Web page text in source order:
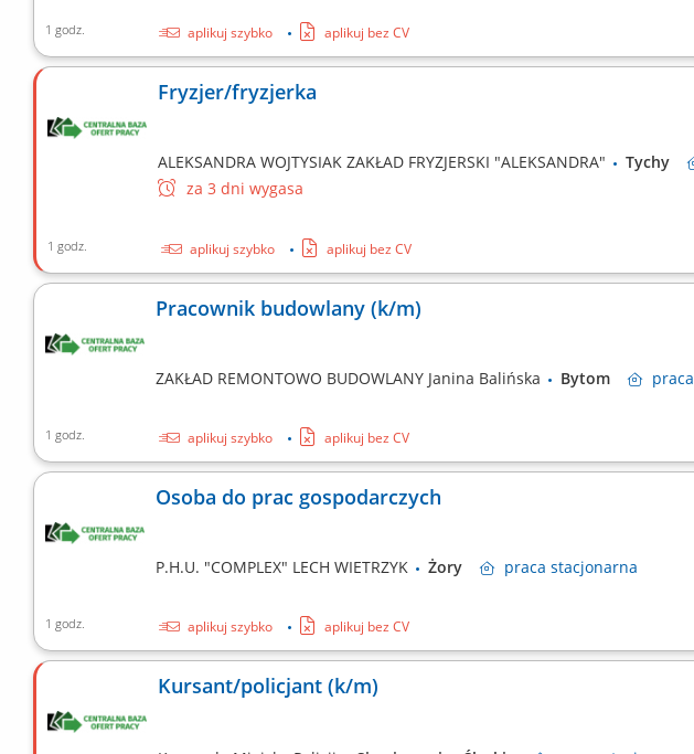
aplikuj szybko aplikuj bez CV
1 godz.
Fryzjer/fryzjerka
ALEKSANDRA WOJTYSIAK ZAKŁAD FRYZJERSKI "ALEKSANDRA" Tychy
za 3 dni wygasa
aplikuj szybko aplikuj bez CV
1 godz.
Pracownik budowlany (k/m)
ZAKŁAD REMONTOWO BUDOWLANY Janina Balińska Bytom praca
aplikuj szybko aplikuj bez CV
1 godz.
Osoba do prac gospodarczych
P.H.U. "COMPLEX" LECH WIETRZYK Żory praca stacjonarna
aplikuj szybko aplikuj bez CV
1 godz.
Kursant/policjant (k/m)